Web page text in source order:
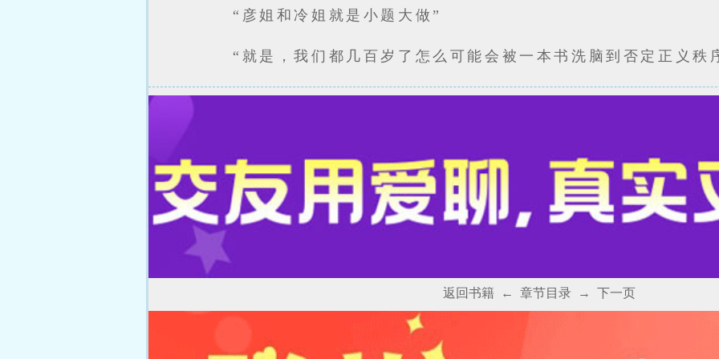
“彦姐和冷姐就是小题大做”
“就是，我们都几百岁了怎么可能会被一本书洗脑到否定正义秩
返回书籍 ← 章节目录 → 下一页